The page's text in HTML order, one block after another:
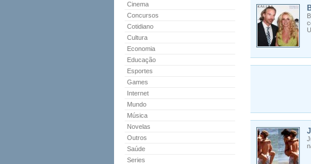
Cinema
Concursos
Cotidiano
Cultura
Economia
Educação
Esportes
Games
Internet
Mundo
Música
Novelas
Outros
Saúde
Series